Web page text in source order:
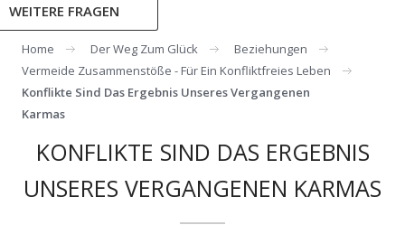
WEITERE FRAGEN
Home Der Weg Zum Glück
Beziehungen
Vermeide Zusammenstöße - Für Ein Konfliktfreies Leben
Konflikte Sind Das Ergebnis Unseres Vergangenen
Karmas
KONFLIKTE SIND DAS ERGEBNIS
UNSERES VERGANGENEN KARMAS